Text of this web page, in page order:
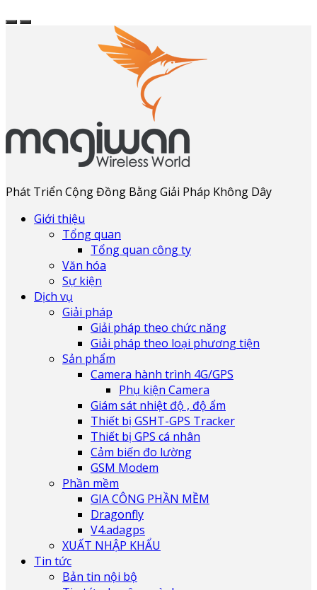
Phát Triển Cộng Đồng Bằng Giải Pháp Không Dây
Giới thiệu
Tổng quan
Tổng quan công ty
Văn hóa
Sự kiện
Dịch vụ
Giải pháp
Giải pháp theo chức năng
Giải pháp theo loại phương tiện
Sản phẩm
Camera hành trình 4G/GPS
Phụ kiện Camera
Giám sát nhiệt độ , độ ẩm
Thiết bị GSHT-GPS Tracker
Thiết bị GPS cá nhân
Cảm biến đo lường
GSM Modem
Phần mềm
GIA CÔNG PHẦN MỀM
Dragonfly
V4.adagps
XUẤT NHẬP KHẨU
Tin tức
Bản tin nội bộ